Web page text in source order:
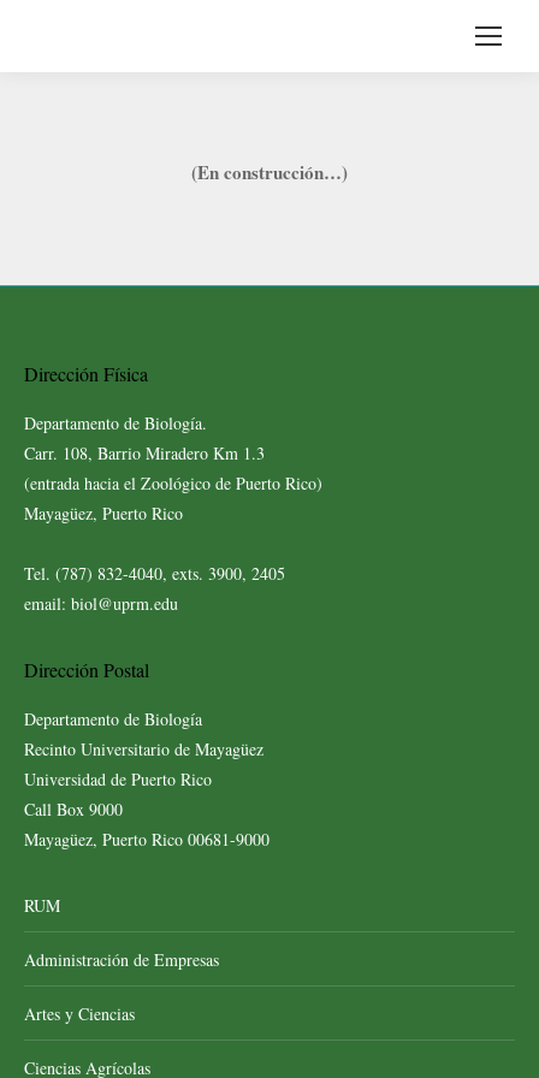
(En construcción…)
Dirección Física
Departamento de Biología.
Carr. 108, Barrio Miradero Km 1.3
(entrada hacia el Zoológico de Puerto Rico)
Mayagüez, Puerto Rico
Tel. (787) 832-4040, exts. 3900, 2405
email: biol@uprm.edu
Dirección Postal
Departamento de Biología
Recinto Universitario de Mayagüez
Universidad de Puerto Rico
Call Box 9000
Mayagüez, Puerto Rico 00681-9000
RUM
Administración de Empresas
Artes y Ciencias
Ciencias Agrícolas